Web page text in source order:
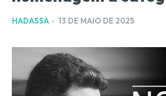
HADASSA - 13 DE MAIO DE 2025